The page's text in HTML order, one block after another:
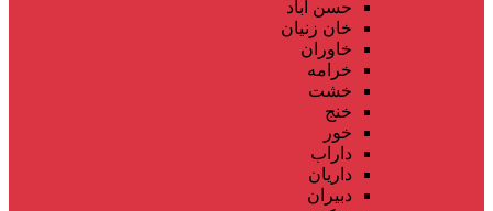
حسن آباد
خان زنیان
خاوران
خرامه
خشت
خنج
خور
داراب
داریان
دبیران